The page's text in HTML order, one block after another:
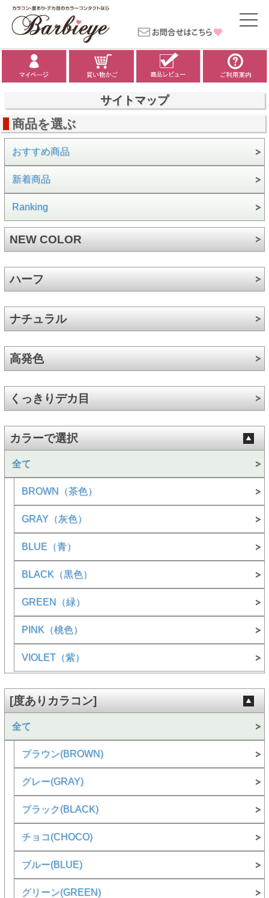
サイトマップ
商品を選ぶ
おすすめ商品
新着商品
Ranking
NEW COLOR
ハーフ
ナチュラル
高発色
くっきりデカ目
カラーで選択
全て
BROWN（茶色）
GRAY（灰色）
BLUE（青）
BLACK（黒色）
GREEN（緑）
PINK（桃色）
VIOLET（紫）
[度ありカラコン]
全て
ブラウン(BROWN)
グレー(GRAY)
ブラック(BLACK)
チョコ(CHOCO)
ブルー(BLUE)
グリーン(GREEN)